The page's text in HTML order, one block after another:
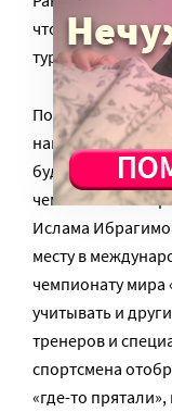
что
турнира будут
По поводу
наград
будут вручаться
чемпионатов
Ислама
месту в
чемпионату мира
учитывать и
тренеров и
спортсмена
«где-то